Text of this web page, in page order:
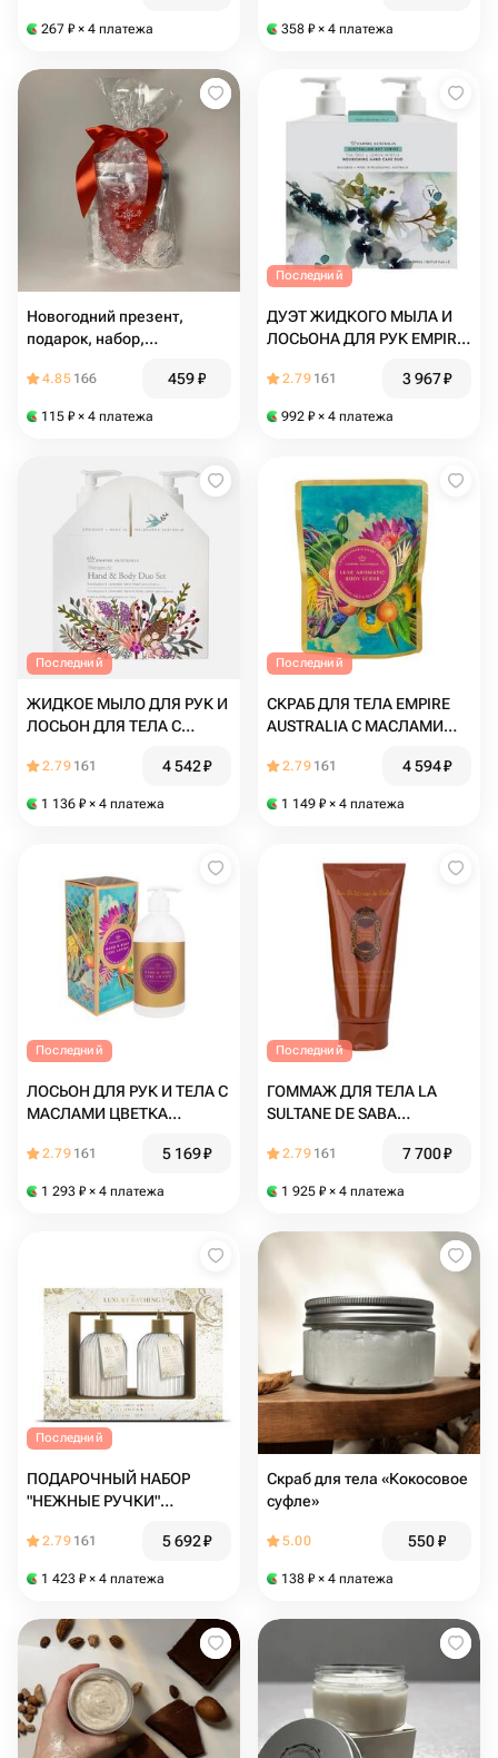
267 ₽ × 4 платежа 358 ₽ × 4 платежа
Новогодний презент,
подарок, набор,
сотрудников
4.85 166 459₽
115 ₽ × 4 платежа
Последний
ДУЭТ ЖИДКОГО МЫЛА И
ЛОСЬОНА ДЛЯ РУК EMPIRE
ЧАЙНОГО ДЕРЕВА И
2.79 161 3 967₽
992 ₽ × 4 платежа
Последний
ЖИДКОЕ МЫЛО ДЛЯ РУК И
ЛОСЬОН ДЛЯ ТЕЛА С
ЛАВАНДЫ
2.79 161 4 542₽
1 136 ₽ × 4 платежа
Последний
СКРАБ ДЛЯ ТЕЛА EMPIRE
AUSTRALIA С МАСЛАМИ
СЛАДКОГО АПЕЛЬСИНА
2.79 161 4 594₽
1 149 ₽ × 4 платежа
Последний
ЛОСЬОН ДЛЯ РУК И ТЕЛА С
МАСЛАМИ ЦВЕТКА
АПЕЛЬСИНА
2.79 161 5 169₽
1 293 ₽ × 4 платежа
Последний
ГОММАЖ ДЛЯ ТЕЛА LA
SULTANE DE SABA
ВАНИЛЬ, ПАЧУЛИ, 200 МЛ
2.79 161 7 700₽
1 925 ₽ × 4 платежа
Последний
ПОДАРОЧНЫЙ НАБОР
"НЕЖНЫЕ РУЧКИ"
ЛЕМОНГРАСС
2.79 161 5 692₽
1 423 ₽ × 4 платежа
Скраб для тела «Кокосовое
суфле»
5.00 550₽
138 ₽ × 4 платежа